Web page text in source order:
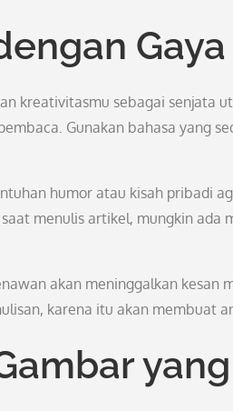
kreativitasmu sebagai senjata
Gunakan bahasa yang
humor atau kisah pribadi
menulis artikel, mungkin
akan meninggalkan kesan
karena itu akan membuat